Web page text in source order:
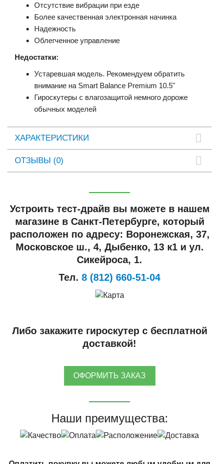
Отсутствие вибрации при езде
Более качественная электронная начинка
Надежность
Облегченное управление
Недостатки:
Устаревшая модель. Рекомендуем обратить
внимание на Smart Balance Premium 10.5"
Гироскутеры с влагозащитой немного дороже
обычных моделей
ХАРАКТЕРИСТИКИ
ОТЗЫВЫ (0)
Устроить тест-драйв вы можете в нашем
магазине в Санкт-Петербурге, который
расположен по адресу: Воронежская, 37,
Московское ш., 4, Дыбенко, 13 к1 и ул.
Сикейроса, 1.
Тел. 8 (812) 660-51-04
Либо закажите гироскутер с бесплатной
доставкой!
ОФОРМИТЬ ЗАКАЗ
Наши преимущества: